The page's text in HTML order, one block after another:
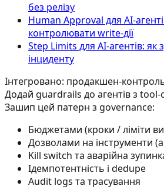
без релізу
Human Approval для AI-
контролювати write-дії
Step Limits для AI-агентів: як
інциденту
Інтегровано: продакшен-
Додай guardrails до агентів з tool-
Зашип цей патерн з governance:
Бюджетами (кроки / ліміти
Дозволами на інструменти
Kill switch та аварійна
Ідемпотентність і dedupe
Audit logs та трасування